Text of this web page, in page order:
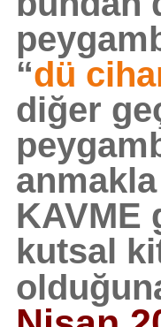
“dü
diğer
KAVME
kutsal